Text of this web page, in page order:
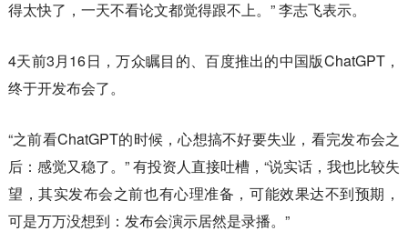
得太快了，一天不看论文都觉得跟不上。” 李志飞表示。
4天前3月16日，万众瞩目的、百度推出的中国版ChatGPT，
终于开发布会了。
“之前看ChatGPT的时候，心想搞不好要失业，看完发布会之
后：感觉又稳了。” 有投资人直接吐槽，“说实话，我也比较失
望，其实发布会之前也有心理准备，可能效果达不到预期，
可是万万没想到：发布会演示居然是录播。”